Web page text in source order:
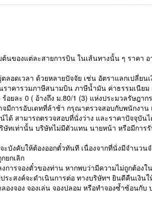
ต้นของแต่ละสายการบิน ในเส้นทางนั้น ๆ ราค
ลอดเวลา ด้วยหลายปัจจัย เช่น อัตราแลกเปลี่
ราคารวมภาษีสนามบิน ภาษีน้ำมัน ค่าธรรมเนียม
อยละ 0 ( อ้างถึง ม.80/1 (3) แห่งประมวลรัษฎาก
มีการอับเดทที่ล้าช้า กรุณาตรวจสอบกับพนักงาน
ได้ สามารถตรวจสอบที่นั่งว่าง และราคาปัจจุบั
ษัทเท่านั้น บริษัทไม่มีตัวแทน นายหน้า หรือมีกา
บังคับให้ต้องออกตั๋วทันที เนื่องจากที่นั่งมีจำนว
ยกเลิก
ารจองตั๋วของท่าน หากพบว่ามีความไม่ถูกต้อ
ระสงค์จะดำเนินการต่อ ทางบริษัทฯ ยินดีคืนเงิน
งจอง จองเล่น จองปลอม หรือทำจองซ้ำซ้อนกั